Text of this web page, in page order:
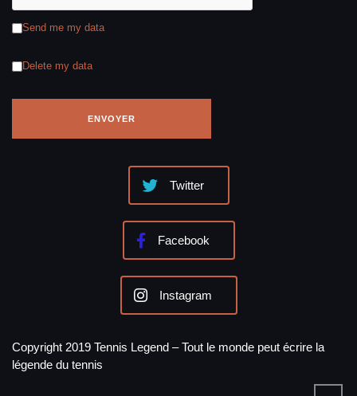
Send me my data
Delete my data
Twitter
Facebook
Instagram
Copyright 2019 Tennis Legend – Tout le monde peut écrire la
légende du tennis